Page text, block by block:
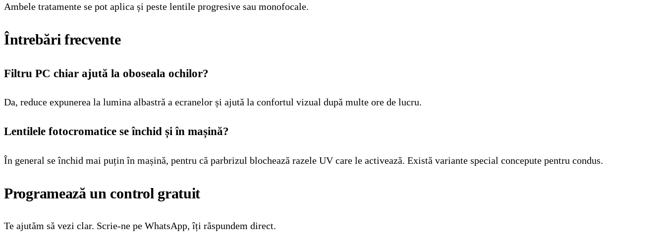
Ambele tratamente se pot aplica și peste lentile progresive sau monofocale.
Întrebări frecvente
Filtru PC chiar ajută la oboseala ochilor?
Da, reduce expunerea la lumina albastră a ecranelor și ajută la confortul vizual după multe ore de lucru.
Lentilele fotocromatice se închid și în mașină?
În general se închid mai puțin în mașină, pentru că parbrizul blochează razele UV care le activează. Există variante special concepute pentru condus.
Programează un control gratuit
Te ajutăm să vezi clar. Scrie-ne pe WhatsApp, îți răspundem direct.